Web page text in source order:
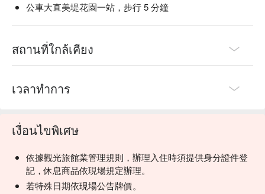
公車大直美堤花園一站，步行 5 分鐘
สถานที่ใกล้เคียง
เวลาทำการ
เงื่อนไขพิเศษ
依據觀光旅館業管理規則，辦理入住時須提供身分證件登
記，休息商品依現場規定辦理。
若特殊日期依現場公告牌價。